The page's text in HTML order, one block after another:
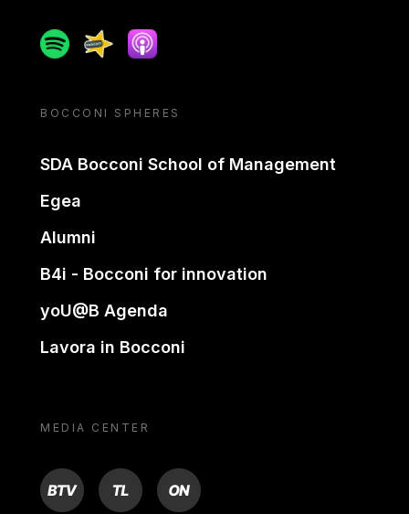
SpotifySpreakerApple podcast
BOCCONI SPHERES
SDA Bocconi School of Management
Egea
Alumni
B4i - Bocconi for innovation
yoU@B Agenda
Lavora in Bocconi
MEDIA CENTER
BTV TL ON